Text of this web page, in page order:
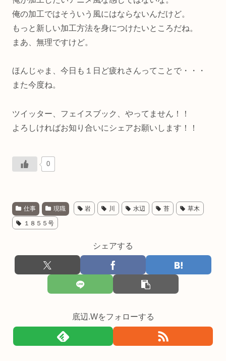
俺の加工ではそういう風にはならないんだけど。
もっと新しい加工方法を身につけたいところだね。
まあ、無理ですけど。
ほんじゃま、今日も１日ど疲れさんってことで・・・
また今度ね。
ツイッター、フェイスブック、やってません！！
よろしければお知り合いにシェアお願いします！！
0
仕事 現職 岩 川 水辺 苔 草木
１８５５号
シェアする
底辺.Wをフォローする